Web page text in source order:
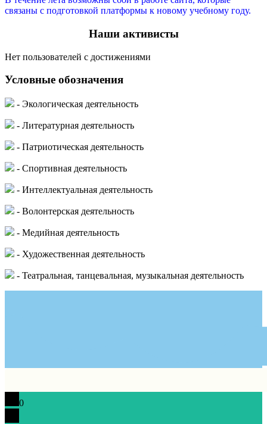
связаны с подготовкой платформы к новому учебному году.
Наши активисты
Нет пользователей с достижениями
Условные обозначения
- Экологическая деятельность
- Литературная деятельность
- Патриотическая деятельность
- Спортивная деятельность
- Интеллектуальная деятельность
- Волонтерская деятельность
- Медийная деятельность
- Художественная деятельность
- Театральная, танцевальная, музыкальная деятельность
0